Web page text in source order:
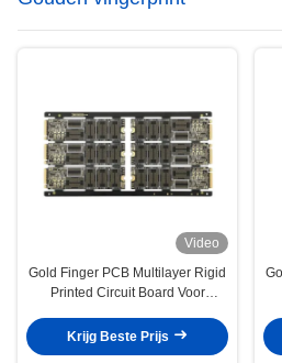
Video
Gold Finger PCB Multilayer Rigid
Printed Circuit Board Voor
Krijg Beste Prijs